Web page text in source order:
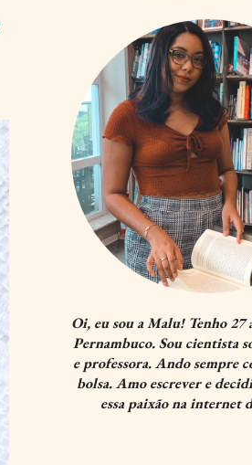
Oi, eu sou a Malu! Tenho 27
Pernambuco. Sou cientista
e professora. Ando sempre
bolsa. Amo escrever e
essa paixão na internet